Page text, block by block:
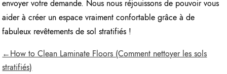
envoyer votre demande. Nous nous réjouissons de pouvoir vous
aider à créer un espace vraiment confortable grâce à de
fabuleux revêtements de sol stratifiés !
←How to Clean Laminate Floors (Comment nettoyer les sols
stratifiés)